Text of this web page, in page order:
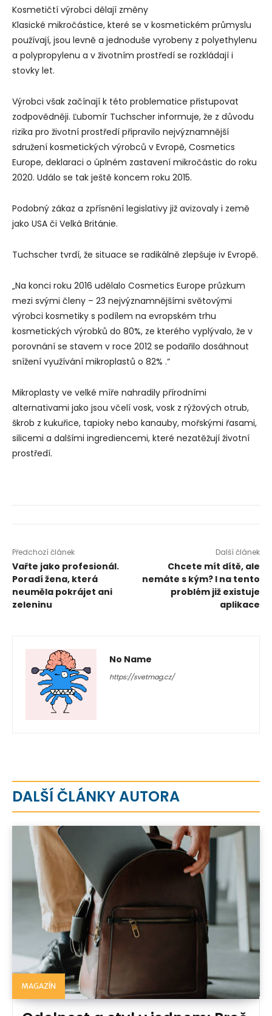
Kosmetičtí výrobci dělají změny
Klasické mikročástice, které se v kosmetickém průmyslu
používají, jsou levně a jednoduše vyrobeny z polyethylenu
a polypropylenu a v životním prostředí se rozkládají i
stovky let.
Výrobci však začínají k této problematice přistupovat
zodpovědněji. Ľubomír Tuchscher informuje, že z důvodu
rizika pro životní prostředí připravilo nejvýznamnější
sdružení kosmetických výrobců v Evropě, Cosmetics
Europe, deklaraci o úplném zastavení mikročástic do roku
2020. Událo se tak ještě koncem roku 2015.
Podobný zákaz a zpřísnění legislativy již avizovaly i země
jako USA či Velká Británie.
Tuchscher tvrdí, že situace se radikálně zlepšuje iv Evropě.
„Na konci roku 2016 udělalo Cosmetics Europe průzkum
mezi svými členy – 23 nejvýznamnějšími světovými
výrobci kosmetiky s podílem na evropském trhu
kosmetických výrobků do 80%, ze kterého vyplývalo, že v
porovnání se stavem v roce 2012 se podařilo dosáhnout
snížení využívání mikroplastů o 82% .“
Mikroplasty ve velké míře nahradily přírodními
alternativami jako jsou včelí vosk, vosk z rýžových otrub,
škrob z kukuřice, tapioky nebo kanauby, mořskými řasami,
silicemi a dalšími ingrediencemi, které nezatěžují životní
prostředí.
Předchozí článek
Vařte jako profesionál.
Poradí žena, která
neuměla pokrájet ani
zeleninu
Další článek
Chcete mít dítě, ale
nemáte s kým? I na tento
problém již existuje
aplikace
No Name
https://svetmag.cz/
DALŠÍ ČLÁNKY AUTORA
MAGAZÍN